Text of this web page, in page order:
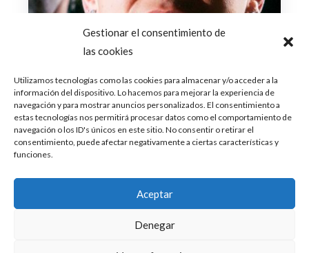
Gestionar el consentimiento de
las cookies
Utilizamos tecnologías como las cookies para almacenar y/o acceder a la
información del dispositivo. Lo hacemos para mejorar la experiencia de
navegación y para mostrar anuncios personalizados. El consentimiento a
estas tecnologías nos permitirá procesar datos como el comportamiento de
navegación o los ID's únicos en este sitio. No consentir o retirar el
consentimiento, puede afectar negativamente a ciertas características y
funciones.
Aceptar
Denegar